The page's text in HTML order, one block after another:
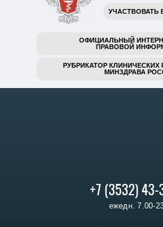
УЧАСТВОВАТЬ
ОФИЦИАЛЬНЫЙ
ПРАВОВОЙ
РУБРИКАТОР КЛИНИЧЕСКИХ
МИНЗДРАВА
+7 (3532)
ежедн. 7.00-